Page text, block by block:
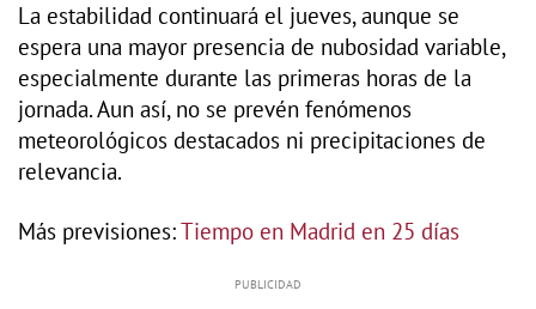
La estabilidad continuará el jueves, aunque se
espera una mayor presencia de nubosidad variable,
especialmente durante las primeras horas de la
jornada. Aun así, no se prevén fenómenos
meteorológicos destacados ni precipitaciones de
relevancia.
Más previsiones:Tiempo en Madrid en 25 días